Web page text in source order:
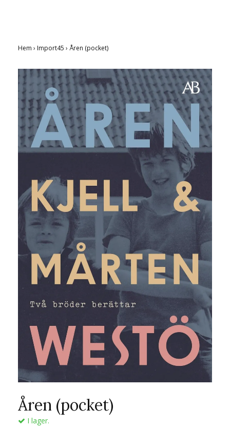
Hem › Import45 › Åren (pocket)
Åren (pocket)
I lager.